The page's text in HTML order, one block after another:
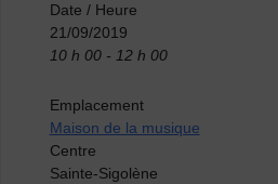
Date / Heure
21/09/2019
10 h 00 - 12 h 00
Emplacement
Maison de la musique
Centre
Sainte-Sigolène